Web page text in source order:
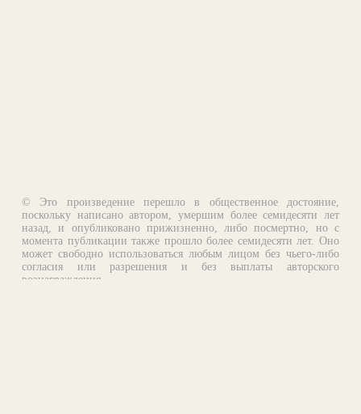
© Это произведение перешло в общественное достояние,
поскольку написано автором, умершим более семидесяти лет
назад, и опубликовано прижизненно, либо посмертно, но с
момента публикации также прошло более семидесяти лет. Оно
может свободно использоваться любым лицом без чьего-либо
согласия или разрешения и без выплаты авторского
вознаграждения.